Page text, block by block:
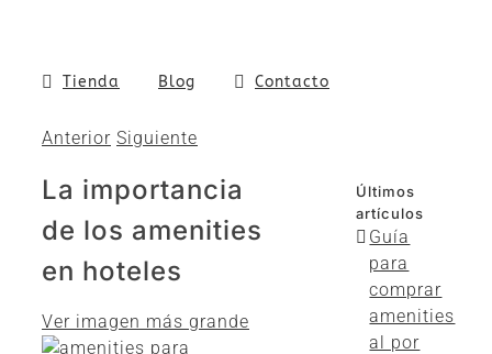
Tienda Blog Contacto
Anterior Siguiente
La importancia
de los amenities
en hoteles
Ver imagen más grande
Últimos
artículos
Guía
para
comprar
amenities
al por